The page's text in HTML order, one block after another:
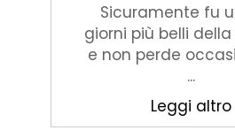
Sicuramente fu
giorni più belli
e non perde
...
Leggi altro